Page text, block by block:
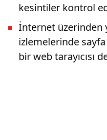
kesintiler kontrol
İnternet üzerinden
izlemelerinde
bir web tarayıcısı